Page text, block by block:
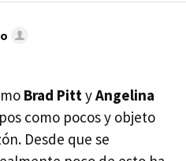
Brad PittyAngelina
como pocos y objeto
Desde que se